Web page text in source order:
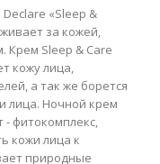
«Sleep &
за кожей,
Крем Sleep & Care
кожу лица,
а так же борется
лица. Ночной крем
фитокомплекс,
кожи лица к
природные